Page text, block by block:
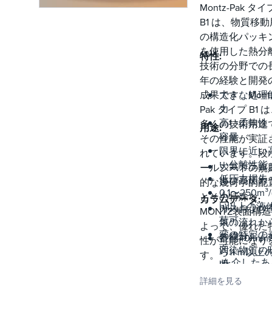
Montz-Pak タイ
B1 は、物質移
の構造化パッキ
を使用した熱分
技術の分野での
年の経験と開発
成果です。
Pak タイプ B1
多くの技術用途
その性能が実証
れています。段
ールシートの規
的な幾何学的配
とその特殊な
MONTZ表面構
よって、優れた
性が可能になり
す
特性:
大きな処理
力
高い柔軟性
容量
限界に近い
い分離性能
低圧力損失
0.1〜
h)以上の液
荷可
変の特定の
を介した
ゆる分離問
への適
用途:
大気カラム
よび高圧カ
ム
ガスおよび
気の流れか
の成分およ
汚染物質の
収
グリコール
カラムデータ:
直径40 mm
ら11 m以上
囲
40 l/(m² h)
詳細を見る